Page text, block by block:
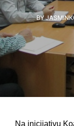
BY
Na inicijativu